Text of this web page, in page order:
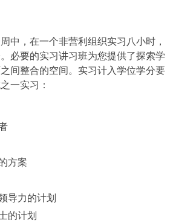
中，在一个非营利组织实习八小时，
必要的实习讲习班为您提供了探索学
间整合的空间。实习计入学位学分要
一实习：
方案
导力的计划
的计划